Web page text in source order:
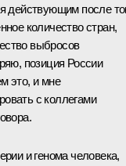
действующим после
количество стран,
выбросов
позиция России
это, и мне
с коллегами
и генома человека,